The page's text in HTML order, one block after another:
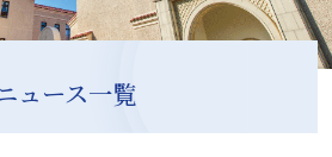
ュース一覧